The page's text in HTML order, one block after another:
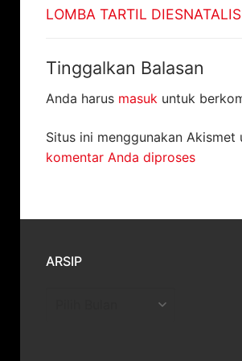
pos
Previous
LOMBA TARTIL
Tinggalkan Balasan
Anda harus masuk untuk
Situs ini menggunakan Akismet
komentar Anda diproses
ARSIP